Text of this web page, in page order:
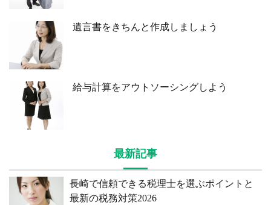
遺言書をきちんと作成しましょう
給与計算をアウトソーシングしよう
最新記事
長崎で信頼できる税理士を選ぶポイントと
最新の税務対策2026